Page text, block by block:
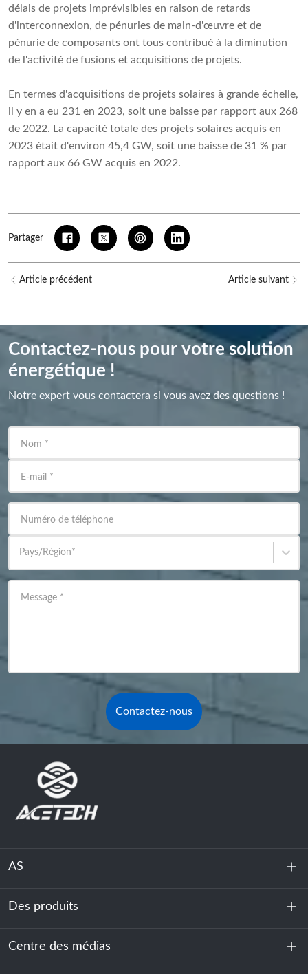
délais de projets imprévisibles en raison de retards
d'interconnexion, de pénuries de main-d'œuvre et de
pénurie de composants ont tous contribué à la diminution
de l'activité de fusions et acquisitions de projets.
En termes d'acquisitions de projets solaires à grande échelle,
il y en a eu 231 en 2023, soit une baisse par rapport aux 268
de 2022. La capacité totale des projets solaires acquis en
2023 était d'environ 45,4 GW, soit une baisse de 31 % par
rapport aux 66 GW acquis en 2022.
Partager
Article précédent Article suivant
Contactez-nous pour votre solution
énergétique !
Notre expert vous contactera si vous avez des questions !
Nom *
E-mail *
Numéro de téléphone
Pays/Région*
Message *
Contactez-nous
AS
À propos de nous
Durabilité
Des produits
Stockage d'énergie
Centre des médias